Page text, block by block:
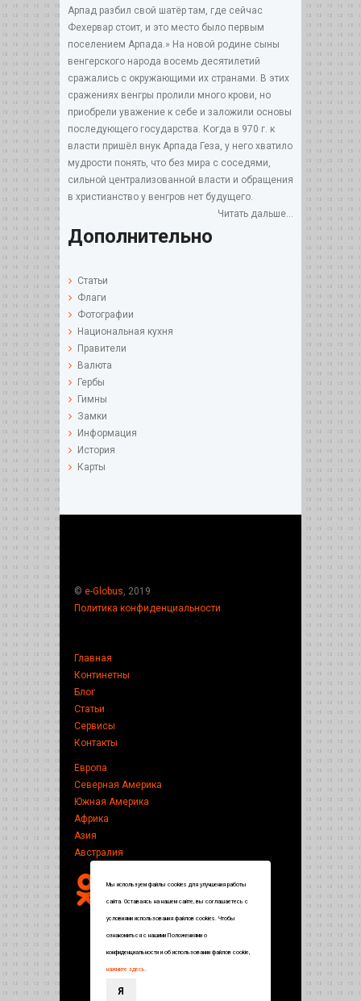
Арпад разбил свой шатёр там, где сейчас
Фехервар стоит, и это место было первым
поселением Арпада.» На новой родине сыны
венгерского народа восемь десятилетий
сражались с окружающими их странами. В этих
сражениях венгры пролили много крови, но
приобрели уважение к себе и заложили основы
последующего государства. Когда в 970 г. к
власти пришёл внук Арпада Геза, у него хватило
мудрости понять, что без мира с соседями,
сильной централизованной власти и обращения
в христианство у венгров нет будущего.
Читать дальше...
Дополнительно
Статьи
Флаги
Фотографии
Национальная кухня
Правители
Валюта
Гербы
Гимны
Замки
Информация
История
Карты
© e-Globus , 2019
Политика конфиденциальности
Главная
Континетны
Блог
Статьи
Сервисы
Контакты
Европа
Северная Америка
Южная Америка
Африка
Азия
Австралия
Мы используем файлы cookies для улучшения работы
сайта. Оставаясь на нашем сайте, вы соглашаетесь с
условиями использования файлов cookies. Чтобы
ознакомиться с нашими Положениями о
конфиденциальности и об использовании файлов cookie,
нажмите здесь.
Я